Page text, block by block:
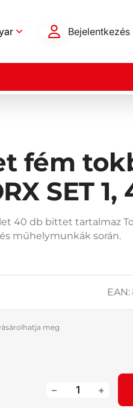
Bejelentkezés
fém
SET
40 db bittet tartalmaz
műhelymunkák során.
EAN:
meg
+
–